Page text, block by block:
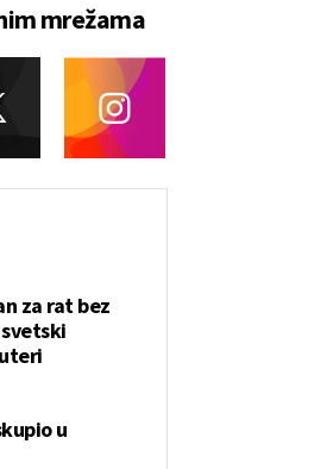
mrežama
za rat bez
u